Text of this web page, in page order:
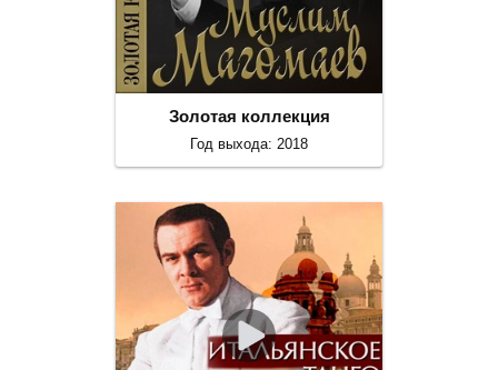
Золотая коллекция
Год выхода: 2018